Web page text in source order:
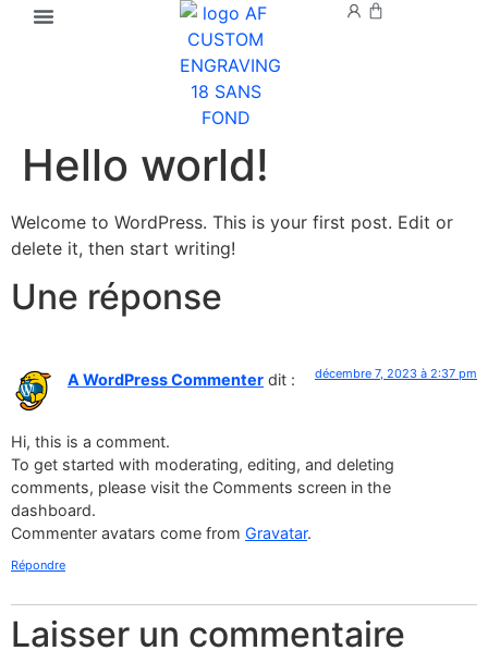
Hello world!
Welcome to WordPress. This is your first post. Edit or
delete it, then start writing!
Une réponse
A WordPress Commenter dit : décembre 7, 2023 à 2:37 pm
Hi, this is a comment.
To get started with moderating, editing, and deleting
comments, please visit the Comments screen in the
dashboard.
Commenter avatars come from Gravatar.
Répondre
Laisser un commentaire